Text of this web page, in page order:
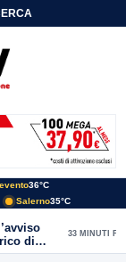
36°C
Salerno35°C
di
33 MINUTI FA